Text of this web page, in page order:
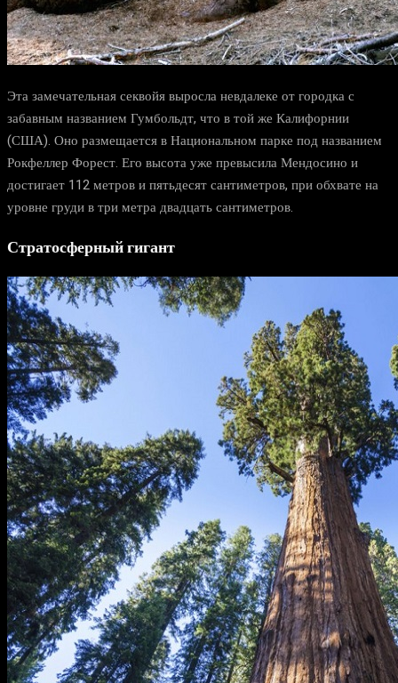
Эта замечательная секвойя выросла невдалеке от городка с
забавным названием Гумбольдт, что в той же Калифорнии
(США). Оно размещается в Национальном парке под названием
Рокфеллер Форест. Его высота уже превысила Мендосино и
достигает 112 метров и пятьдесят сантиметров, при обхвате на
уровне груди в три метра двадцать сантиметров.
Стратосферный гигант